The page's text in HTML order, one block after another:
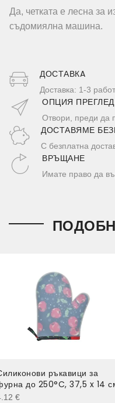
Да, четката е лесна за
съдомиялна машина.
ДОСТАВКA
Доставка: 1-3
ОПЦИЯ ПРЕГЛЕД
Отвори, преди да
ДОСТАВЯМЕ
С безплатна
ВРЪЩАНЕ
Имате право да
ръкавици за
до 250°C, 37,5 x 14
€